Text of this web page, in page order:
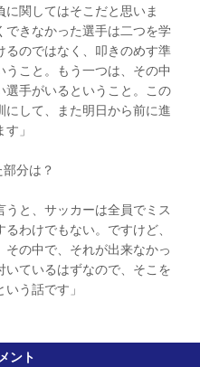
に関してはそこだと思いま
きなかった選手は二つを学
るのではなく、叩きのめす準
こと。もう一つは、その中
選手がいるということ。この
して、また明日から前に進
」
分は？
うと、サッカーは全員でミス
わけでもない。ですけど、
の中で、それが出来なかっ
ているはずなので、そこを
う話です」
ント